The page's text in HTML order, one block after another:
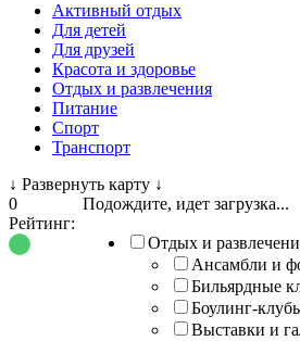
Активный отдых
Для детей
Для друзей
Красота и здоровье
Отдых и развлечения
Питание
Спорт
Транспорт
↓ Развернуть карту ↓
Подождите, идет загрузка...
Отдых и
Ансамбли и
Бильярдные
Боулинг-
Выставки и
0
Рейтинг: